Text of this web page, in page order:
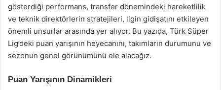
gösterdiği performans, transfer dönemindeki hareketlilik
ve teknik direktörlerin stratejileri, ligin gidişatını etkileyen
önemli unsurlar arasında yer alıyor. Bu yazıda, Türk Süper
Lig’deki puan yarışının heyecanını, takımların durumunu ve
sezonun genel görünümünü ele alacağız.
Puan Yarışının Dinamikleri